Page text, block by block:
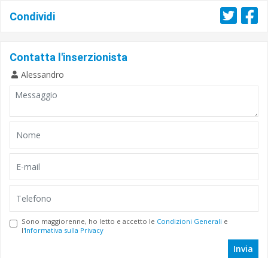
Condividi
Contatta l'inserzionista
Alessandro
Sono maggiorenne, ho letto e accetto le Condizioni Generali e
l'Informativa sulla Privacy
Invia